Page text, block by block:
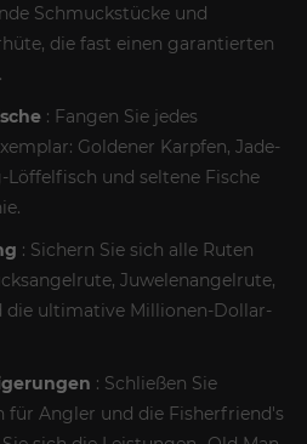
Schmuckstücke und
die fast einen garantierten
: Fangen Sie jedes
Goldener Karpfen, Jade-
Löffelfisch und seltene Fische
: Sichern Sie sich alle Ruten
Juwelenangelrute,
die ultimative Millionen-Dollar-
: Schließen Sie
für Angler und die Fisherfriend's